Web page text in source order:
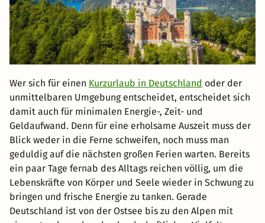
Wer sich für einen Kurzurlaub in Deutschland oder der
unmittelbaren Umgebung entscheidet, entscheidet sich
damit auch für minimalen Energie-, Zeit- und
Geldaufwand. Denn für eine erholsame Auszeit muss der
Blick weder in die Ferne schweifen, noch muss man
geduldig auf die nächsten großen Ferien warten. Bereits
ein paar Tage fernab des Alltags reichen völlig, um die
Lebenskräfte von Körper und Seele wieder in Schwung zu
bringen und frische Energie zu tanken. Gerade
Deutschland ist von der Ostsee bis zu den Alpen mit